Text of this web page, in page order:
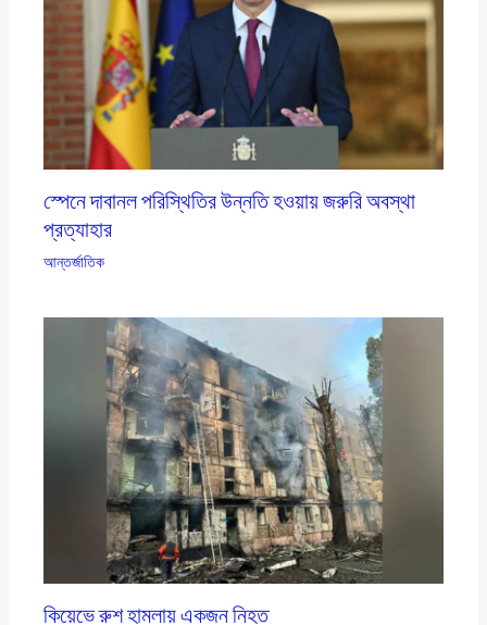
স্পেনে দাবানল পরিস্থিতির উন্নতি হওয়ায় জরুরি অবস্থা
প্রত্যাহার
আন্তর্জাতিক
কিয়েভে রুশ হামলায় একজন নিহত